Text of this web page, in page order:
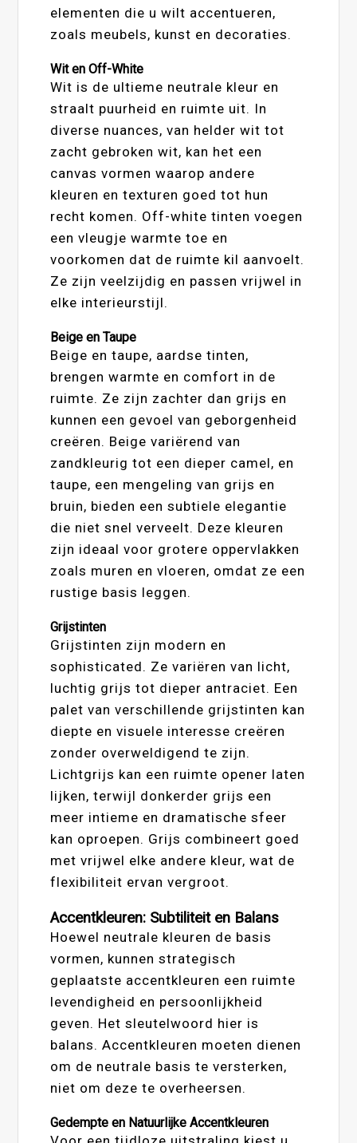
elementen die u wilt accentueren,
zoals meubels, kunst en decoraties.
Wit en Off-White
Wit is de ultieme neutrale kleur en
straalt puurheid en ruimte uit. In
diverse nuances, van helder wit tot
zacht gebroken wit, kan het een
canvas vormen waarop andere
kleuren en texturen goed tot hun
recht komen. Off-white tinten voegen
een vleugje warmte toe en
voorkomen dat de ruimte kil aanvoelt.
Ze zijn veelzijdig en passen vrijwel in
elke interieurstijl.
Beige en Taupe
Beige en taupe, aardse tinten,
brengen warmte en comfort in de
ruimte. Ze zijn zachter dan grijs en
kunnen een gevoel van geborgenheid
creëren. Beige variërend van
zandkleurig tot een dieper camel, en
taupe, een mengeling van grijs en
bruin, bieden een subtiele elegantie
die niet snel verveelt. Deze kleuren
zijn ideaal voor grotere oppervlakken
zoals muren en vloeren, omdat ze een
rustige basis leggen.
Grijstinten
Grijstinten zijn modern en
sophisticated. Ze variëren van licht,
luchtig grijs tot dieper antraciet. Een
palet van verschillende grijstinten kan
diepte en visuele interesse creëren
zonder overweldigend te zijn.
Lichtgrijs kan een ruimte opener laten
lijken, terwijl donkerder grijs een
meer intieme en dramatische sfeer
kan oproepen. Grijs combineert goed
met vrijwel elke andere kleur, wat de
flexibiliteit ervan vergroot.
Accentkleuren: Subtiliteit en Balans
Hoewel neutrale kleuren de basis
vormen, kunnen strategisch
geplaatste accentkleuren een ruimte
levendigheid en persoonlijkheid
geven. Het sleutelwoord hier is
balans. Accentkleuren moeten dienen
om de neutrale basis te versterken,
niet om deze te overheersen.
Gedempte en Natuurlijke Accentkleuren